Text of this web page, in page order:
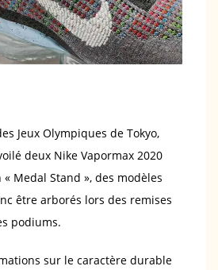
Jeux Olympiques de Tokyo,
deux Nike Vapormax 2020
Medal Stand », des modèles
être arborés lors des remises
podiums.
sur le caractère durable